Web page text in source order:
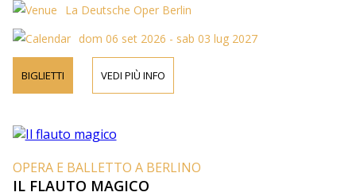
La Deutsche Oper Berlin
dom 06 set 2026 - sab 03 lug 2027
BIGLIETTI VEDI PIÙ INFO
OPERA E BALLETTO A BERLINO
IL FLAUTO MAGICO